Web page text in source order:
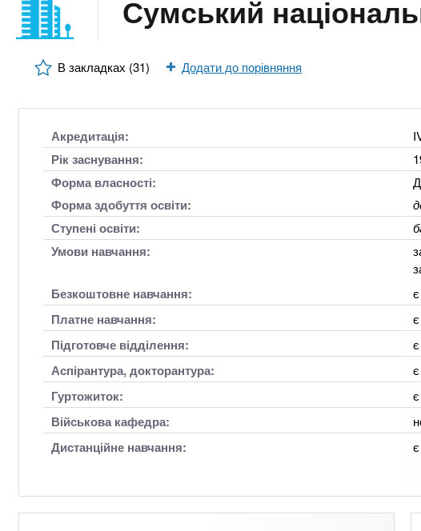
n
t
s
n
o
и
х
к
Сумський
В закладках (31) Додати до порівняння
Акредитація:
Рік заснування:
Форма власності:
Форма здобуття освіти:
Ступені освіти:
Умови навчання:
Безкоштовне навчання: є
Платне навчання: є
Підготовче відділення: є
Аспірантура, докторантура: є
Гуртожиток: є
Військова кафедра:
Дистанційне навчання: є